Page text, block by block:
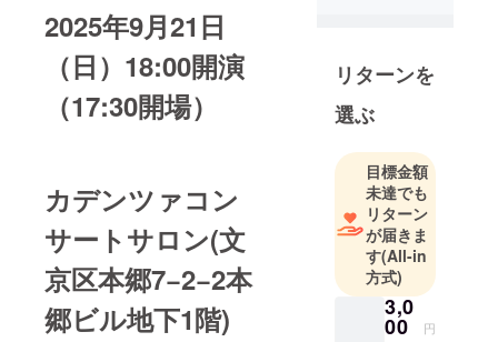
2025年9月21日
（日）18:00開演
（17:30開場）
カデンツァコン
サートサロン(文
京区本郷7−2−2本
郷ビル地下1階)
ンサートを
開催。
堅苦しくな
楽しめ、尚
且つプロの
演奏をお届
けしていま
す。
リターンを
選ぶ
目標金額
未達でも
リターン
が届きま
す(All-in
方式)
3,0
00 円